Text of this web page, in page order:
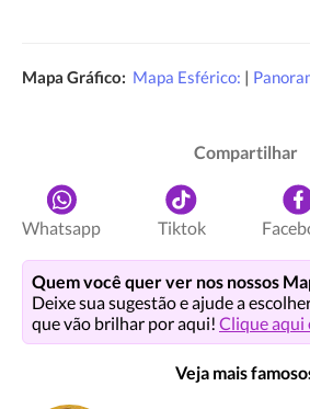
Mapa Gráfico: Mapa Esférico: |
Compartilhar
Whatsapp Tiktok
Quem você quer ver nos nossos
Deixe sua sugestão e ajude a
que vão brilhar por aqui! Clique aqui
Veja mais